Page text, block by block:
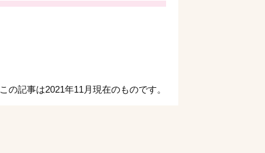
この記事は2021年11月現在のものです。